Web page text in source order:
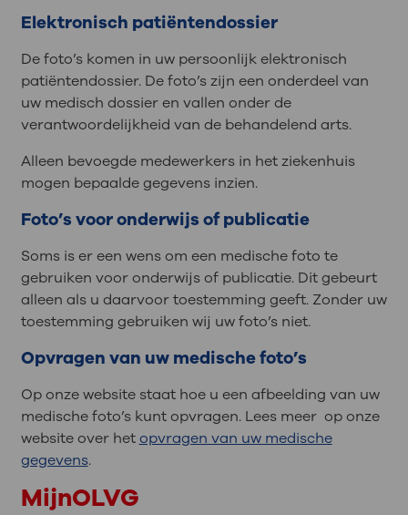
Elektronisch patiëntendossier
De foto’s komen in uw persoonlijk elektronisch
patiëntendossier. De foto’s zijn een onderdeel van
uw medisch dossier en vallen onder de
verantwoordelijkheid van de behandelend arts.
Alleen bevoegde medewerkers in het ziekenhuis
mogen bepaalde gegevens inzien.
Foto’s voor onderwijs of publicatie
Soms is er een wens om een medische foto te
gebruiken voor onderwijs of publicatie. Dit gebeurt
alleen als u daarvoor toestemming geeft. Zonder uw
toestemming gebruiken wij uw foto’s niet.
Opvragen van uw medische foto’s
Op onze website staat hoe u een afbeelding van uw
medische foto’s kunt opvragen. Lees meer op onze
website over hetopvragen van uw medische
gegevens.
MijnOLVG